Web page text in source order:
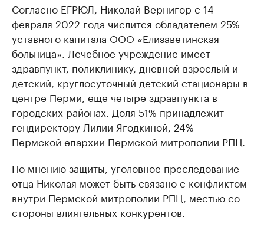
Согласно ЕГРЮЛ, Николай Вернигор с 14
февраля 2022 года числится обладателем 25%
уставного капитала ООО «Елизаветинская
больница». Лечебное учреждение имеет
здравпункт, поликлинику, дневной взрослый и
детский, круглосуточный детский стационары в
центре Перми, еще четыре здравпункта в
городских районах. Доля 51% принадлежит
гендиректору Лилии Ягодкиной, 24% –
Пермской епархии Пермской митрополии РПЦ.
По мнению защиты, уголовное преследование
отца Николая может быть связано с конфликтом
внутри Пермской митрополии РПЦ, местью со
стороны влиятельных конкурентов.